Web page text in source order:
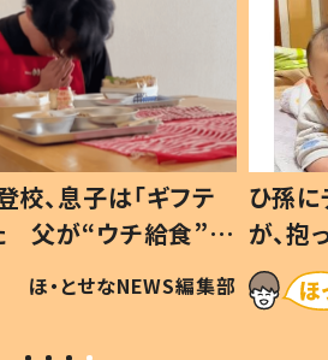
、息子は「ギフテ
父が“ウチ給食”を
理由とは #令和の親
ほ・とせなNEWS編集部
ひ孫
が、
「涙が
い」